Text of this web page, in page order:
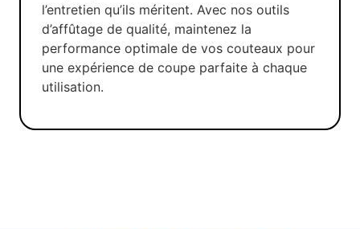
l’entretien qu’ils méritent. Avec nos outils
d’affûtage de qualité, maintenez la
performance optimale de vos couteaux pour
une expérience de coupe parfaite à chaque
utilisation.